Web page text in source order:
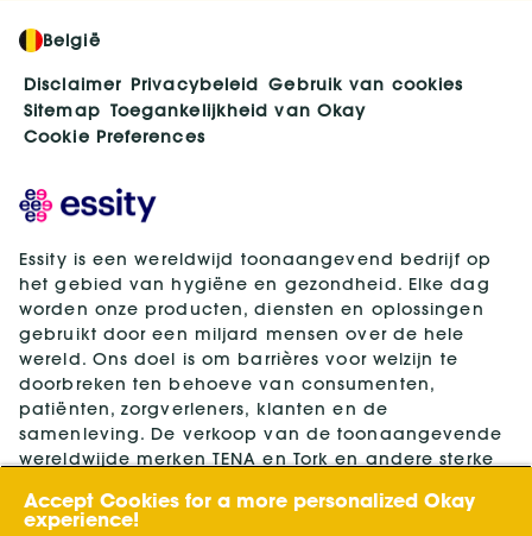
België
Disclaimer Privacybeleid Gebruik van cookies
Sitemap Toegankelijkheid van Okay
Cookie Preferences
Essity is een wereldwijd toonaangevend bedrijf op
het gebied van hygiëne en gezondheid. Elke dag
worden onze producten, diensten en oplossingen
gebruikt door een miljard mensen over de hele
wereld. Ons doel is om barrières voor welzijn te
doorbreken ten behoeve van consumenten,
patiënten, zorgverleners, klanten en de
samenleving. De verkoop van de toonaangevende
wereldwijde merken TENA en Tork en andere sterke
Leukoplast, Libero, Libresse, Lotus, Modibodi,
Accept Cookies for a more personalized Okay
experience!